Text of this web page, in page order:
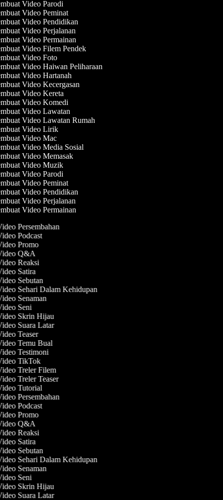
Video Parodi
Video Peminat
Video Pendidikan
Video Perjalanan
Video Permainan
Video Filem Pendek
Video Foto
Video Haiwan Peliharaan
Video Hartanah
Video Kecergasan
Video Kereta
Video Komedi
Video Lawatan
Video Lawatan Rumah
Video Lirik
Video Mac
Video Media Sosial
Video Memasak
Video Muzik
Video Parodi
Video Peminat
Video Pendidikan
Video Perjalanan
Video Permainan
Persembahan
Podcast
Promo
Q&A
Reaksi
Satira
Sebutan
Sehari Dalam Kehidupan
Senaman
Seni
Skrin Hijau
Suara Latar
Teaser
Temu Bual
Testimoni
TikTok
Treler Filem
Treler Teaser
Tutorial
Persembahan
Podcast
Promo
Q&A
Reaksi
Satira
Sebutan
Sehari Dalam Kehidupan
Senaman
Seni
Skrin Hijau
Suara Latar